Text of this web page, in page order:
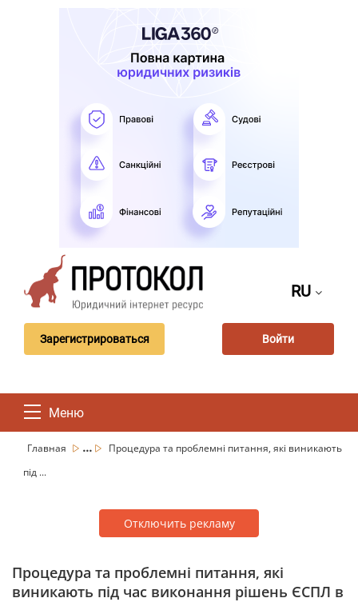
RU
Зарегистрироваться Войти
Меню
Главная ...
Процедура та проблемні питання, які виникають
під ...
Отключить рекламу
Процедура та проблемні питання, які
виникають під час виконання рішень ЄСПЛ в